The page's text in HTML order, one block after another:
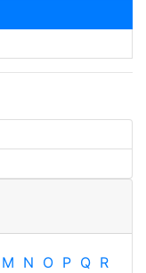
M N O P Q R